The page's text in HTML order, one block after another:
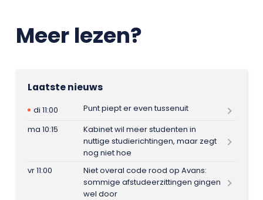
Meer lezen?
Laatste nieuws
di 11:00
Punt piept er even tussenuit
ma 10:15
Kabinet wil meer studenten in
nuttige studierichtingen, maar zegt
nog niet hoe
vr 11:00
Niet overal code rood op Avans:
sommige afstudeerzittingen gingen
wel door